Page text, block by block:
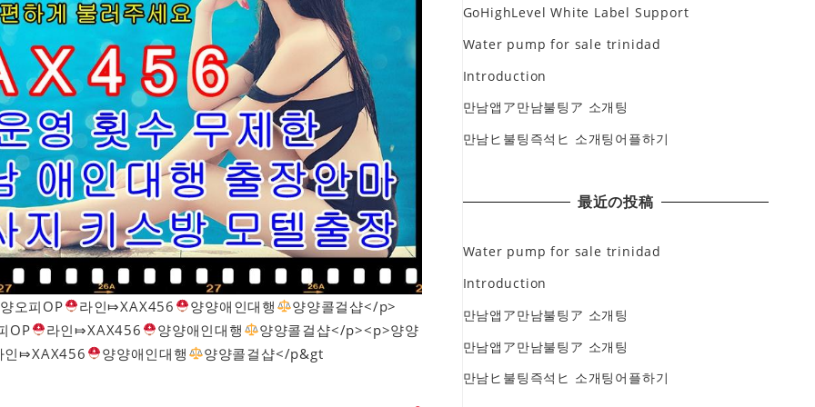
오피OP 라인⤇XAX456 양양애인대행
양양콜걸샵</p>
OP
라인⤇XAX456 양양애인대행
양양콜걸샵</p><p>양양
인⤇XAX456
양양애인대행 양양콜걸샵</p&gt
GoHighLevel White Label Support
Water pump for sale trinidad
Introduction
만남앱ア만남불팅ア 소개팅
만남ヒ불팅즉석ヒ 소개팅어플하기
最近の投稿
Water pump for sale trinidad
Introduction
만남앱ア만남불팅ア 소개팅
만남앱ア만남불팅ア 소개팅
만남ヒ불팅즉석ヒ 소개팅어플하기